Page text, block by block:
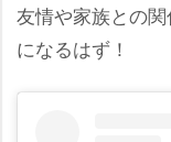
友情や家族との
になるはず！